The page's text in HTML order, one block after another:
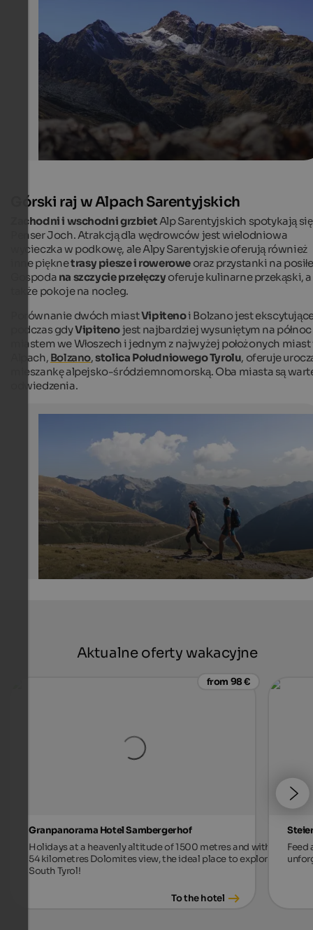
The mountain landscape around the Penser Joch is
beautiful in autumn.
Unsplash | Sebastian Marx
The mountain landscape of the Sarntal Alps on the
Joch offers a variety of hiking tours.
Tourismusgenossenschaft Sterzing Pfitsch Freienfeld
Górski raj w Alpach Sarentyjskich
Zachodni i wschodni grzbietAlp Sarentyjskich spotykają
Penser Joch. Atrakcją dla wędrowców jest wielodniowa
wycieczka w podkowę, ale Alpy Sarentyjskie oferują również
inne pięknetrasy piesze i rowerowe oraz przystanki na
Gospoda na szczycie przełęczy oferuje kulinarne przekąski, a
także pokoje na nocleg.
Porównanie dwóch miastVipitenoi Bolzano jest
podczas gdyVipitenojest najbardziej wysuniętym na północ
miastem we Włoszech i jednym z najwyżej położonych miast
Alpach, Bolzano,stolica Południowego Tyrolu, oferuje
mieszankę alpejsko-śródziemnomorską. Oba miasta są
odwiedzenia.
Aktualne oferty wakacyjne
from 98 €
Granpanorama Hotel Sambergerhof
Holidays at a heavenly altitude of 1500 metres and with
54 kilometres Dolomites view, the ideal place to explore
South Tyrol!
To the hotel
Feed